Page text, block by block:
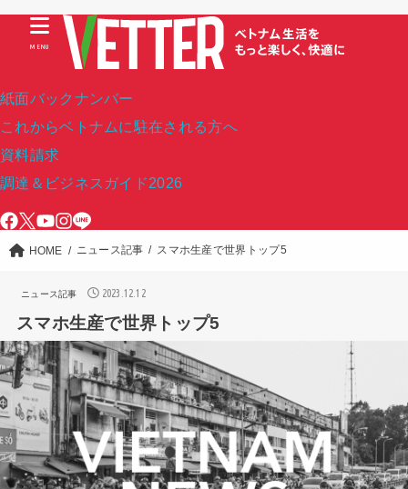
紙面バックナンバー
これからベトナムに駐在される方へ
資料請求
調達＆ビジネスガイド2026
MENU
HOME ニュース記事 スマホ生産で世界トップ5
ニュース記事 2023.12.12
スマホ生産で世界トップ5